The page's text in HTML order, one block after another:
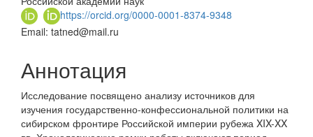
https://orcid.org/0000-0001-8374-9348
Email: tatned@mail.ru
Аннотация
Исследование посвящено анализу источников для
изучения государственно-конфессиональной политики на
сибирском фронтире Российской империи рубежа XIX-XX